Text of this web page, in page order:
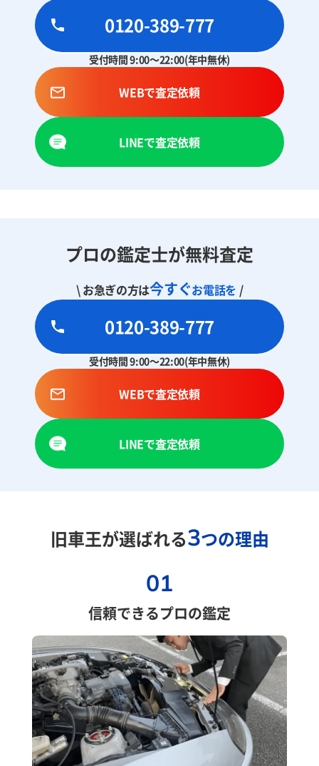
0120-389-777
受付時間 9:00～22:00(年中無休)
WEBで査定依頼
LINEで査定依頼
プロの鑑定士が無料査定
\ お急ぎの方は今すぐお電話を /
0120-389-777
受付時間 9:00～22:00(年中無休)
WEBで査定依頼
LINEで査定依頼
旧車王が選ばれる3つの理由
01
信頼できるプロの鑑定